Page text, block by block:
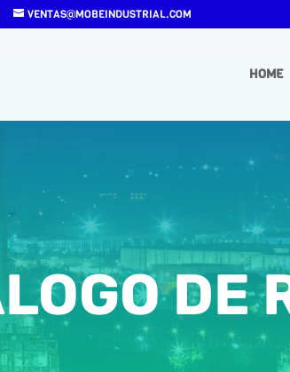
VENTAS@MOBEINDUSTRIAL.COM
HOME
DE